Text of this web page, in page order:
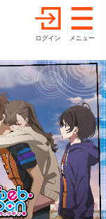
ログイン メニュー